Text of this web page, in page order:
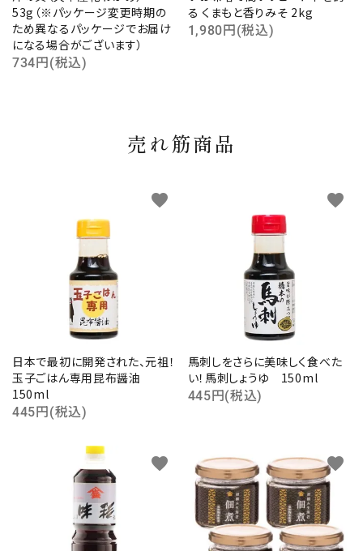
53g（※パッケージ変更時期の
ため異なるパッケージでお届け
になる場合がございます）
734円(税込)
る くまもと香りみそ 2kg
1,980円(税込)
売れ筋商品
日本で最初に開発された、元祖！
玉子ごはん専用昆布醤油
150ml
445円(税込)
favorite
馬刺しをさらに美味しく食べた
い！馬刺しょうゆ 150ml
445円(税込)
favorite
favorite favorite